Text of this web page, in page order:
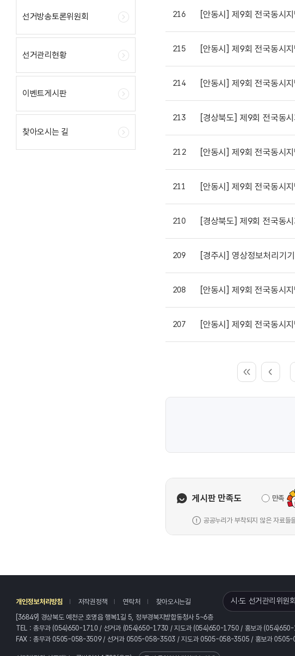
선거방송토론위원회
선거관리현황
이벤트게시판
찾아오시는 길
216 [안동시] 제9회 전국동시
215 [안동시] 제9회 전국동시지방선
214 [안동시] 제9회 전국동시지방선
213 [경상북도] 제9회 전국동
212 [안동시] 제9회 전국동시
211 [안동시] 제9회 전국동시
210 [경상북도] 제9회 전국동
209 [경주시] 영상정보처리기
208 [안동시] 제9회 전국동시지
207 [안동시] 제9회 전국동시
게시판 만족도 만족
공공누리가 부착되지 않은 자료들
개인정보처리방침 저작권정책 연락처 찾아오시는길 시·도 선거관리위원
[36849] 경상북도 예천군 호명읍 행복1길 5, 정부경북지방합동청사 5~6층
TEL : 총무과 (054)650-1710 / 선거과 (054)650-1730 / 지도과 (054)650-1750 / 홍보과
FAX : 총무과 0505-058-3509 / 선거과 0505-058-3503 / 지도과 0505-058-3505 / 홍보과